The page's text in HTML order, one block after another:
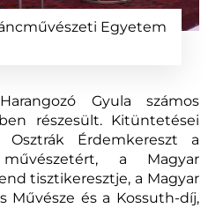
Egyetem
Gyula számos
részesült. Kitüntetései
Érdemkereszt a
a Magyar
tisztikeresztje, a Magyar
Művésze és a Kossuth-díj,